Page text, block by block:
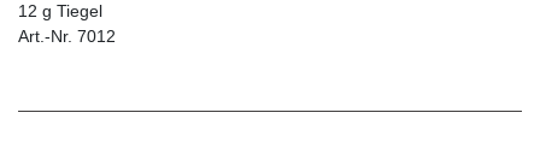
12 g Tiegel
Art.-Nr. 7012